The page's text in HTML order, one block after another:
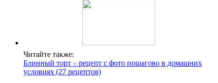
Читайте также:
Блинный торт – рецепт с фото пошагово в домашних
условиях (27 рецептов)